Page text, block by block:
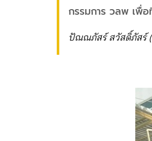
กรรมการ วลพ เพื่
ปัณณภัสร์ สวัสดิ์ภัสร์